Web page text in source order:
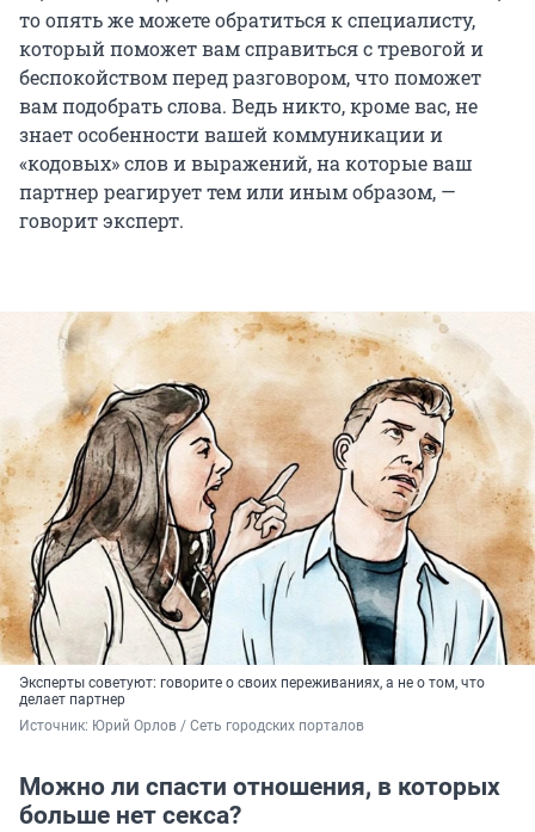
то опять же можете обратиться к специалисту,
который поможет вам справиться с тревогой и
беспокойством перед разговором, что поможет
вам подобрать слова. Ведь никто, кроме вас, не
знает особенности вашей коммуникации и
«кодовых» слов и выражений, на которые ваш
партнер реагирует тем или иным образом, —
говорит эксперт.
Эксперты советуют: говорите о своих переживаниях, а не о том, что
делает партнер
Источник: Юрий Орлов / Сеть городских порталов
Можно ли спасти отношения, в которых
больше нет секса?